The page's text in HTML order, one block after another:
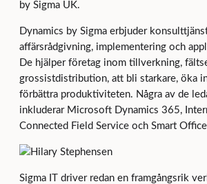
by Sigma UK.
Dynamics by Sigma erbjuder
affärsrådgivning, implementering och
De hjälper företag inom tillverkning,
grossistdistribution, att bli starkare, öka
förbättra produktiviteten. Några av de
inkluderar Microsoft Dynamics 365,
Connected Field Service och Smart
Sigma IT driver redan en framgångsrik